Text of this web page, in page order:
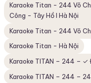
Karaoke Titan - 244 Võ
Công - Tây Hồ I Hà Nội
Karaoke Titan - 244 Võ
Karaoke Titan - Hà Nội
Karaoke TITAN – 244 – ✓
Karaoke TITAN – 244 –